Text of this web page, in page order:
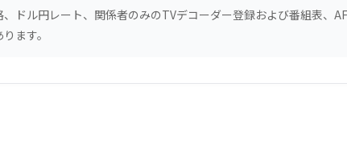
ドル円レート、関係者のみのTVデコーダー登録および番組表、
ます。